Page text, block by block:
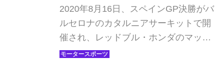
が滲み出ていた【モーター
スポーツ】
2020年8月16日、スペインGP決勝がバ
ルセロナのカタルニアサーキットで開
催され、レッドブル・ホンダのマック
ス・フェルスタッペンが5戦連続の表